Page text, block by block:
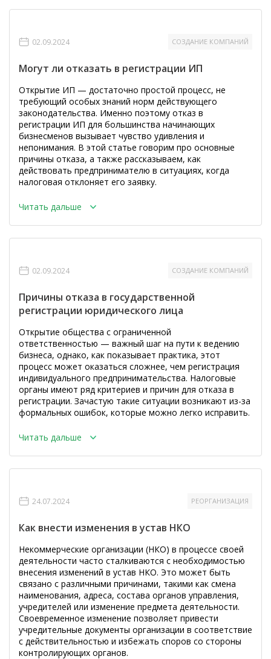
02.09.2024 СОЗДАНИЕ КОМПАНИЙ
Могут ли отказать в регистрации ИП
Открытие ИП — достаточно простой процесс, не
требующий особых знаний норм действующего
законодательства. Именно поэтому отказ в
регистрации ИП для большинства начинающих
бизнесменов вызывает чувство удивления и
непонимания. В этой статье говорим про основные
причины отказа, а также рассказываем, как
действовать предпринимателю в ситуациях, когда
налоговая отклоняет его заявку.
Читать дальше
02.09.2024 СОЗДАНИЕ КОМПАНИЙ
Причины отказа в государственной
регистрации юридического лица
Открытие общества с ограниченной
ответственностью — важный шаг на пути к ведению
бизнеса, однако, как показывает практика, этот
процесс может оказаться сложнее, чем регистрация
индивидуального предпринимательства. Налоговые
органы имеют ряд критериев и причин для отказа в
регистрации. Зачастую такие ситуации возникают из-за
формальных ошибок, которые можно легко исправить.
Читать дальше
24.07.2024 РЕОРГАНИЗАЦИЯ
Как внести изменения в устав НКО
Некоммерческие организации (НКО) в процессе своей
деятельности часто сталкиваются с необходимостью
внесения изменений в устав НКО. Это может быть
связано с различными причинами, такими как смена
наименования, адреса, состава органов управления,
учредителей или изменение предмета деятельности.
Своевременное изменение позволяет привести
учредительные документы организации в соответствие
с действительностью и избежать споров со стороны
контролирующих органов.